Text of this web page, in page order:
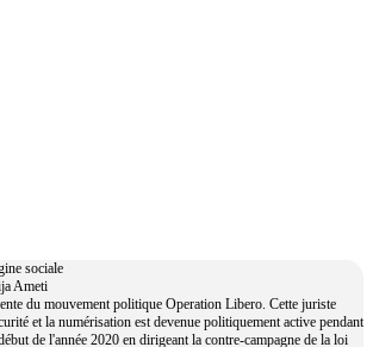
sociale
Ameti
du mouvement politique Operation Libero. Cette juriste
et la numérisation est devenue politiquement active pendant
de l'année 2020 en dirigeant la contre-campagne de la loi